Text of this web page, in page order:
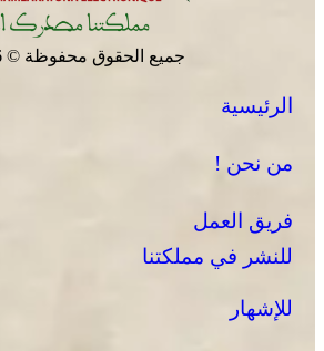
جميع الحقوق محفوظة © 2026
الرئيسية
من نحن !
فريق العمل
للنشر في مملكتنا
للإشهار